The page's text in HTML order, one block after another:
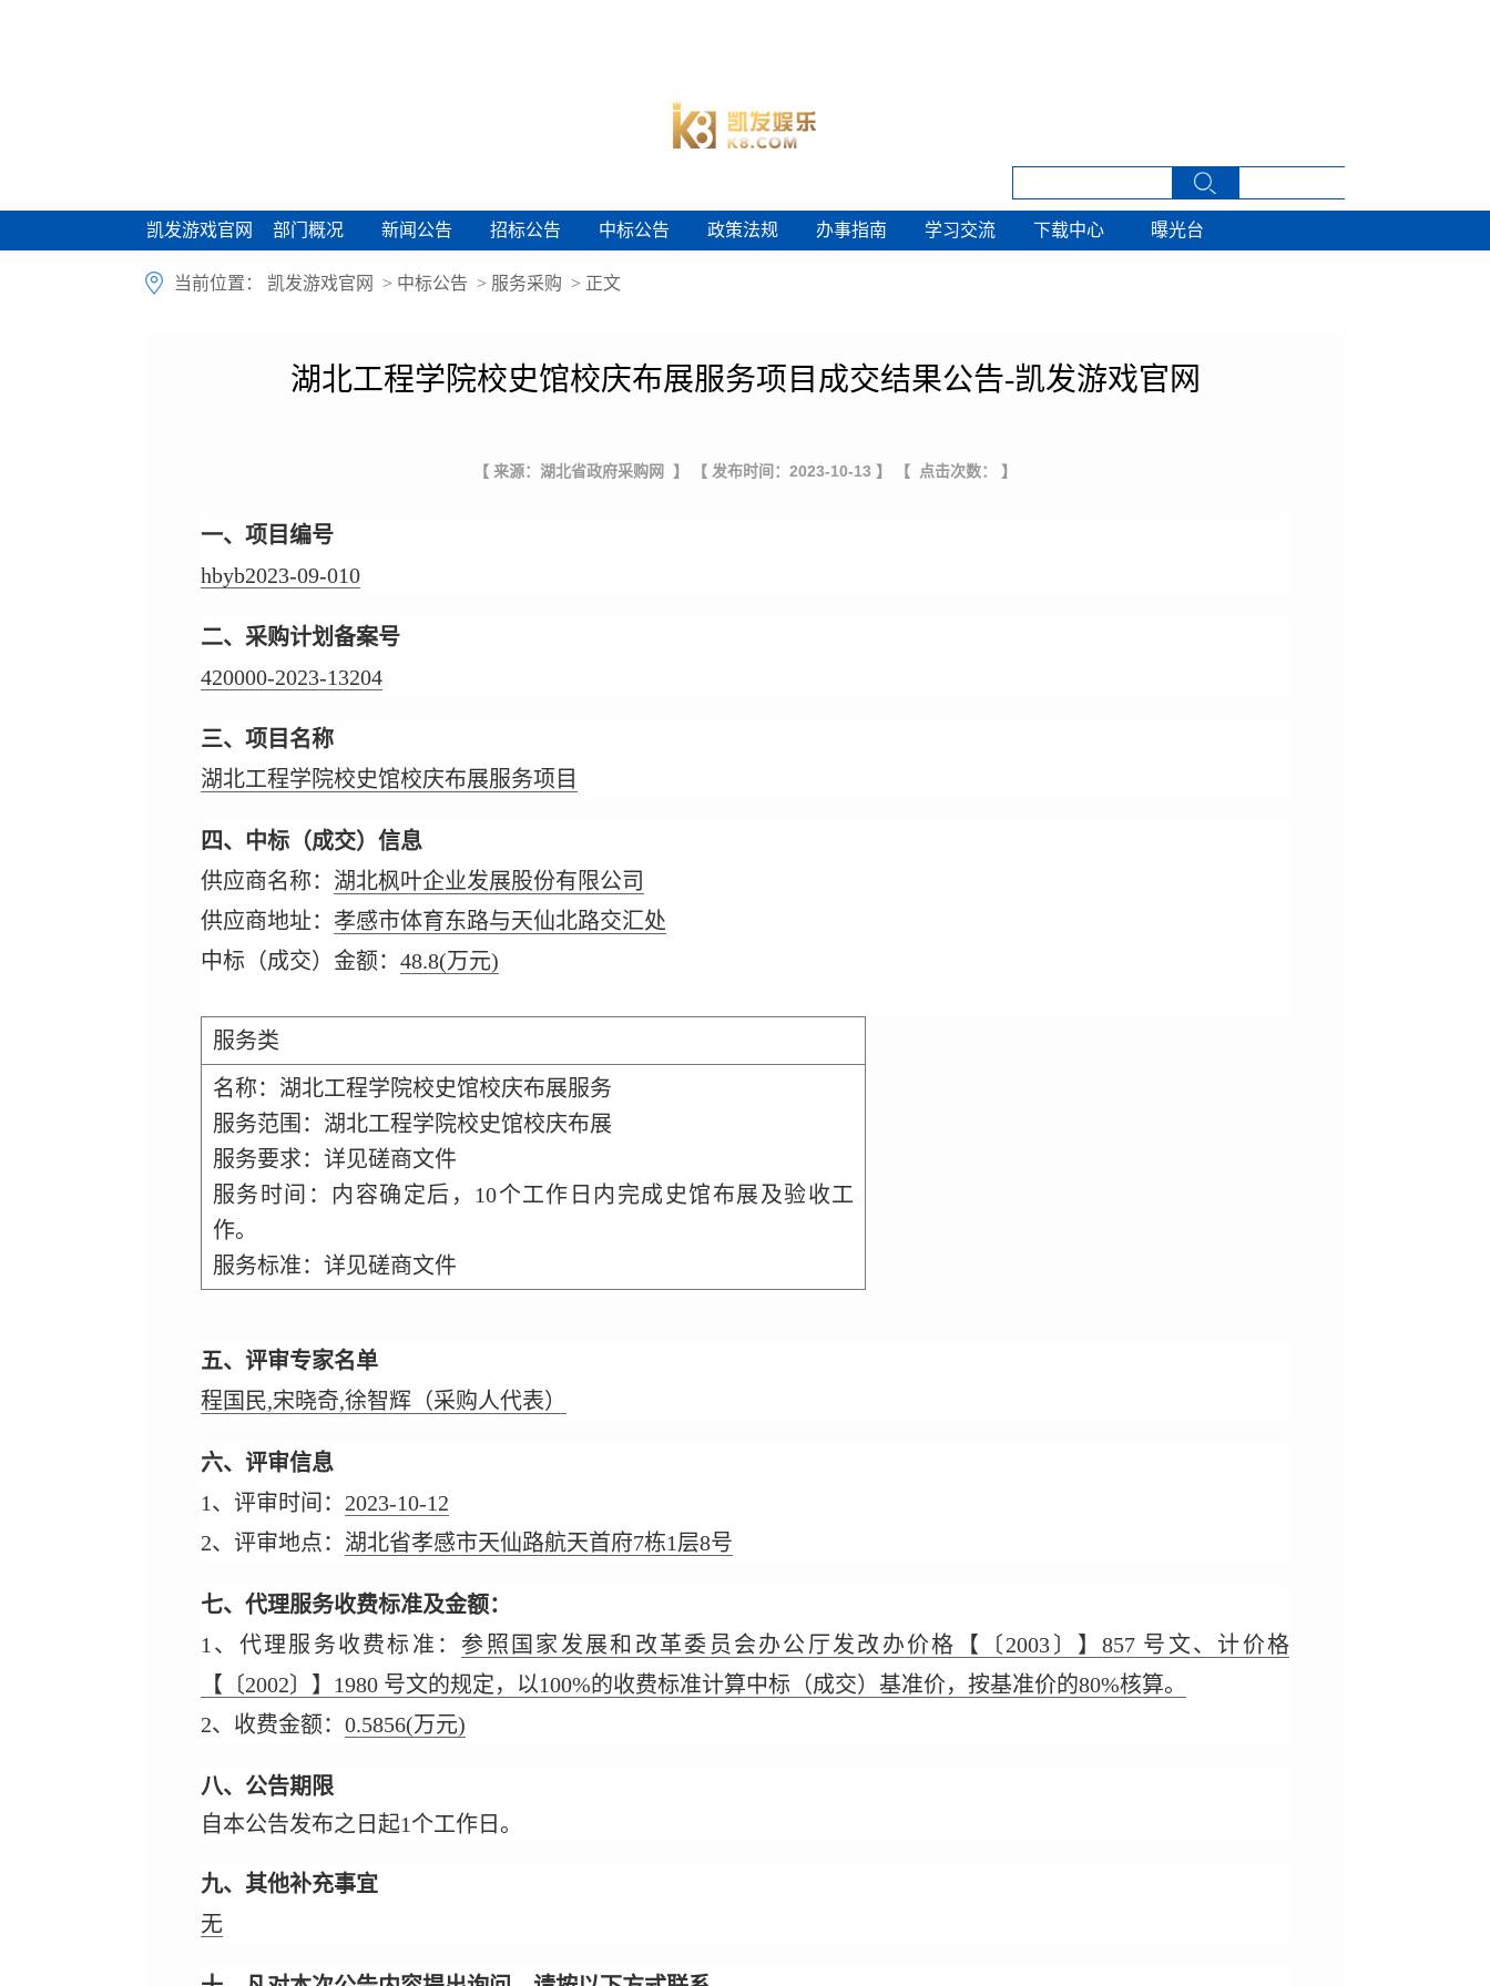
凯发游戏官网
凯发游戏官网 部门概况
部门概况 新闻公告
新闻公告 招标公告
招标公告 中标公告
中标公告 政策法规
政策法规 办事指南
办事指南 学习交流
学习交流 下载中心
下载中心 曝光台
曝光台
当前位置： 凯发游戏官网 > 中标公告 > 服务采购 > 正文
湖北工程学院校史馆校庆布展服务项目成交结果公告-凯发游戏官网
【 来源：湖北省政府采购网 】 【 发布时间：2023-10-13 】 【 点击次数： 】
一、项目编号
hbyb2023-09-010
二、采购计划备案号
420000-2023-13204
三、项目名称
湖北工程学院校史馆校庆布展服务项目
四、中标（成交）信息
供应商名称： 湖北枫叶企业发展股份有限公司
供应商地址： 孝感市体育东路与天仙北路交汇处
中标（成交）金额： 48.8(万元)
服务类
名称：湖北工程学院校史馆校庆布展服务
服务范围：湖北工程学院校史馆校庆布展
服务要求：详见磋商文件
服务时间：内容确定后，10个工作日内完成史馆布展及验收工
作。
服务标准：详见磋商文件
五、评审专家名单
程国民,宋晓奇,徐智辉（采购人代表）
六、评审信息
1、评审时间： 2023-10-12
2、评审地点： 湖北省孝感市天仙路航天首府7栋1层8号
七、代理服务收费标准及金额：
1、代理服务收费标准： 参照国家发展和改革委员会办公厅发改办价格【〔2003〕】857 号文、计价格
【〔2002〕】1980 号文的规定，以100%的收费标准计算中标（成交）基准价，按基准价的80%核算。
2、收费金额： 0.5856(万元)
八、公告期限
自本公告发布之日起1个工作日。
九、其他补充事宜
无